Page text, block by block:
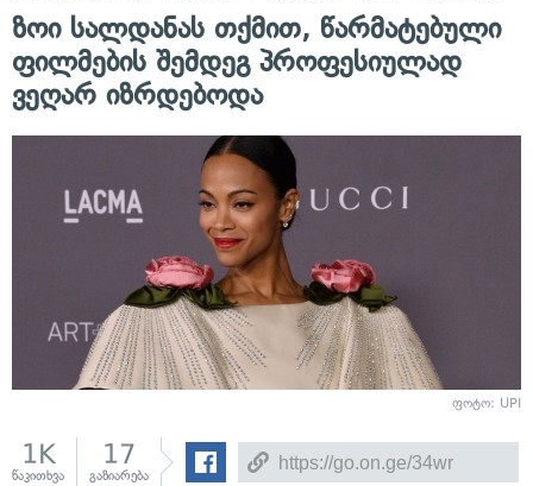
ზოი სალდანას თქმით, წარმატებული
ფილმების შემდეგ პროფესიულად
ვეღარ იზრდებოდა
ფოტო: UPI
1K
წაკითხვა
17
გაზიარება